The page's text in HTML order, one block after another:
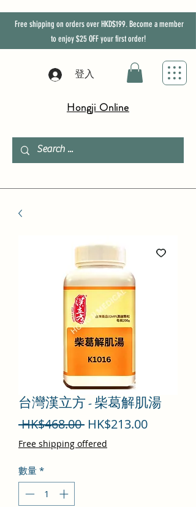
Free shipping on orders over HKD$199. Become a member
to enjoy$25 OFFyour first order!
登入
Hongji Online
台灣漢立方 - 柴葛解肌湯
HK$468.00 一
般
HK$213.00促
Free shipping offered
數量 *